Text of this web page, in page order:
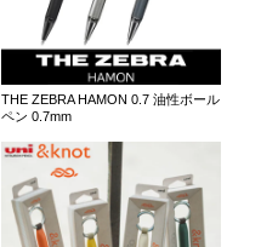
THE ZEBRA HAMON 0.7 油性ボール
ペン 0.7mm